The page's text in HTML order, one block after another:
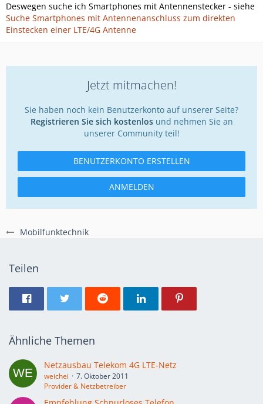
Mobilfunktechnik
Deswegen suche ich Smartphones mit Antennenstecker - siehe
Suche Smartphones mit Antennenanschluss zum direkten
Einstecken einer LTE/4G Antenne
Jetzt mitmachen!
Sie haben noch kein Benutzerkonto auf unserer Seite?
Registrieren Sie sich kostenlosund nehmen Sie an
unserer Community teil!
BENUTZERKONTO ERSTELLEN
ANMELDEN
Teilen
Ähnliche Themen
Netzausbau Telekom 4G LTE-Netz
weichei
7. Oktober 2011
Provider & Netzbetreiber